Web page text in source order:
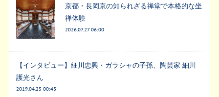
京都・長岡京の知られざる禅堂で本格的な坐
禅体験
2026.07.27 06:00
【インタビュー】細川忠興・ガラシャの子孫、陶芸家 細川
護光さん
2019.04.25 00:43